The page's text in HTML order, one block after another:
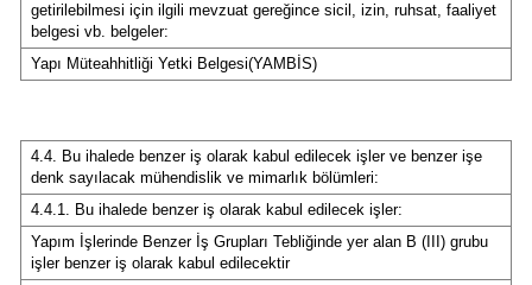
Siirt
Tekirdağ
Tokat
getirilebilmesi için ilgili mevzuat gereğince sicil, izin, ruhsat, faaliyet
belgesi vb. belgeler:
Yapı Müteahhitliği Yetki Belgesi(YAMBİS)
4.4. Bu ihalede benzer iş olarak kabul edilecek işler ve benzer işe
denk sayılacak mühendislik ve mimarlık bölümleri:
4.4.1. Bu ihalede benzer iş olarak kabul edilecek işler:
Yapım İşlerinde Benzer İş Grupları Tebliğinde yer alan B (III) grubu
işler benzer iş olarak kabul edilecektir